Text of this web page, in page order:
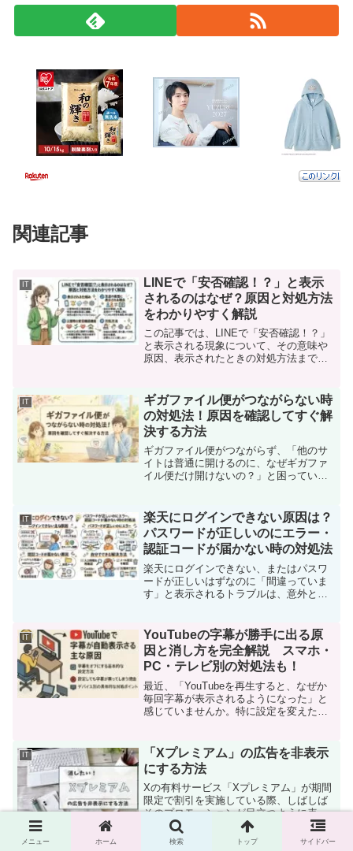
関連記事
IT
LINEで「安否確認！？」と表示
されるのはなぜ？原因と対処方法
をわかりやすく解説
この記事では、LINEで「安否確認！？」
と表示される現象について、その意味や
原因、表示されたときの対処方法までわ
では？」「トラブルでは？」と不安に感
じる人もいますが、実...
IT
ギガファイル便がつながらない時
の対処法！原因を確認してすぐ解
決する方法
ギガファイル便がつながらず、「他のサ
イトは普通に開けるのに、なぜギガファ
イル便だけ開けないの？」と困っていま
側の障害やブラウザ、通信環境、共有
URLの有効期限など、特定...
IT
楽天にログインできない原因は？
パスワードが正しいのにエラー・
認証コードが届かない時の対処法
楽天にログインできない、またはパスワ
ードが正しいはずなのに「間違っていま
す」と表示されるトラブルは、意外と多
ドが届かないと、手続きが進まず困って
しまいますよね。このよう...
IT
YouTubeの字幕が勝手に出る原
因と消し方を完全解説 スマホ・
PC・テレビ別の対処法も！
最近、「YouTubeを再生すると、なぜか
毎回字幕が表示されるようになった」と
感じていませんか。特に設定を変えた覚
が多く、戸惑ってしまう方も少なくあり
ません。字幕は便利...
IT
「Xプレミアム」の広告を非表示
にする方法
Xの有料サービス「Xプレミアム」が期間
限定で割引を実施している際、しばしば
そのプロモーションが目立つように表示
されます。多くのXユーザーにとって、こ
の広告は必要以上に頻繁であり、情報を
メニュー ホーム 検索 トップ サイドバー